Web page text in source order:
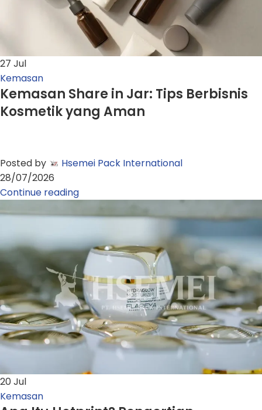
27 Jul
Kemasan
Kemasan Share in Jar: Tips Berbisnis
Kosmetik yang Aman
Posted by
Hsemei Pack International
28/07/2026
Continue reading
20Jul
Kemasan